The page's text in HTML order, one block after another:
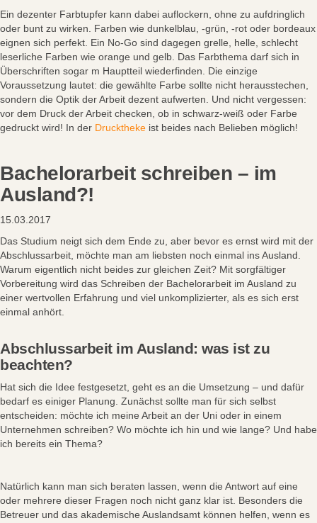
Ein dezenter Farbtupfer kann dabei auflockern, ohne zu aufdringlich
oder bunt zu wirken. Farben wie dunkelblau, -grün, -rot oder bordeaux
eignen sich perfekt. Ein No-Go sind dagegen grelle, helle, schlecht
leserliche Farben wie orange und gelb. Das Farbthema darf sich in
Überschriften sogar m Hauptteil wiederfinden. Die einzige
Voraussetzung lautet: die gewählte Farbe sollte nicht herausstechen,
sondern die Optik der Arbeit dezent aufwerten. Und nicht vergessen:
vor dem Druck der Arbeit checken, ob in schwarz-weiß oder Farbe
gedruckt wird! In der Drucktheke ist beides nach Belieben möglich!
Bachelorarbeit schreiben – im
Ausland?!
15.03.2017
Das Studium neigt sich dem Ende zu, aber bevor es ernst wird mit der
Abschlussarbeit, möchte man am liebsten noch einmal ins Ausland.
Warum eigentlich nicht beides zur gleichen Zeit? Mit sorgfältiger
Vorbereitung wird das Schreiben der Bachelorarbeit im Ausland zu
einer wertvollen Erfahrung und viel unkomplizierter, als es sich erst
einmal anhört.
Abschlussarbeit im Ausland: was ist zu
beachten?
Hat sich die Idee festgesetzt, geht es an die Umsetzung – und dafür
bedarf es einiger Planung. Zunächst sollte man für sich selbst
entscheiden: möchte ich meine Arbeit an der Uni oder in einem
Unternehmen schreiben? Wo möchte ich hin und wie lange? Und habe
ich bereits ein Thema?
Natürlich kann man sich beraten lassen, wenn die Antwort auf eine
oder mehrere dieser Fragen noch nicht ganz klar ist. Besonders die
Betreuer und das akademische Auslandsamt können helfen, wenn es